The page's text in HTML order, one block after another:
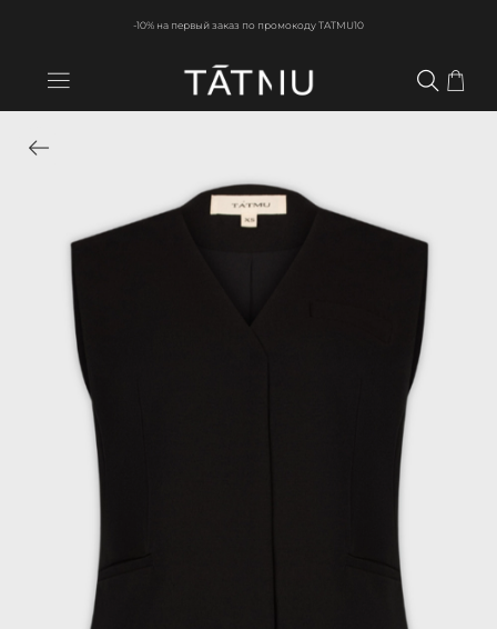
-10% на первый заказ по промокоду TATMU10